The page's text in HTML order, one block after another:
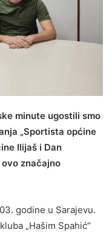
minute ugostili smo
„Sportista općine
Ilijaš i Dan
značajno
godine u Sarajevu.
„Hašim Spahić“